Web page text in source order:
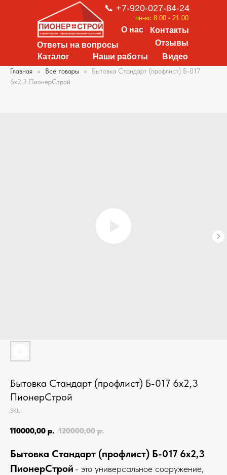
О нас
Ответы на вопросы
Каталог
Контакты
Наши работы Видео
Отзывы
📞 +7-920-027-84-24
пн-вс 8.00 - 21.00
Главная Все товары
Бытовка Стандарт (профлист) Б-017
6х2,3 ПионерСтрой
Бытовка Стандарт (профлист) Б-017 6х2,3
ПионерСтрой
SKU:
110000,00 р. 120000,00 р.
Бытовка Стандарт (профлист) Б-017 6х2,3
ПионерСтрой - это универсальное сооружение,